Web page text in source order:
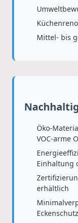
Mittel- bis
Öko-
VOC-arme
Einhaltung
erhältlich
Eckenschutz